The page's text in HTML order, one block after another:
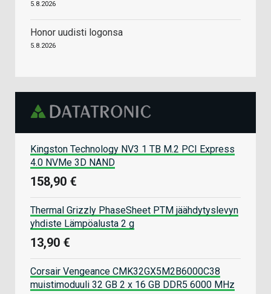
5.8.2026
Honor uudisti logonsa
5.8.2026
Kingston Technology NV3 1 TB M.2 PCI Express
4.0 NVMe 3D NAND
158,90 €
Thermal Grizzly PhaseSheet PTM jäähdytyslevyn
yhdiste Lämpöalusta 2 g
13,90 €
Corsair Vengeance CMK32GX5M2B6000C38
muistimoduuli 32 GB 2 x 16 GB DDR5 6000 MHz